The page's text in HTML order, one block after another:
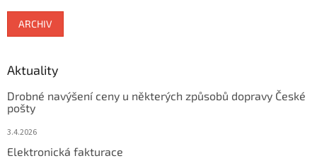
ARCHIV
Aktuality
Drobné navýšení ceny u některých způsobů dopravy České
pošty
3.4.2026
Elektronická fakturace